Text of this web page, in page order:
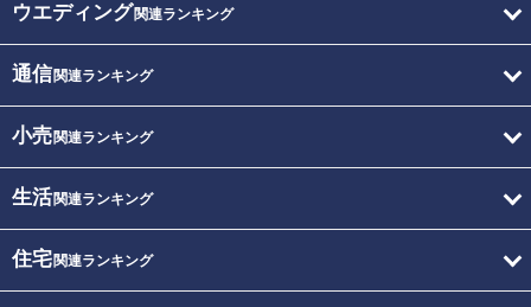
ウエディング関連ランキング
通信関連ランキング
小売関連ランキング
生活関連ランキング
住宅関連ランキング